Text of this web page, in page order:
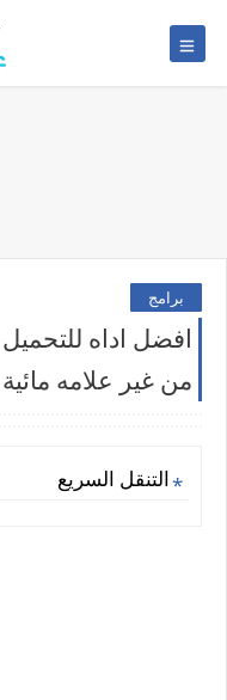
برامج
من غير علامه مائية
التنقل السريع